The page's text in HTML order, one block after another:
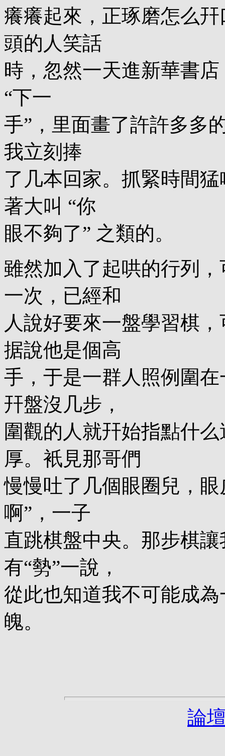
癢癢起來，正琢磨怎么
頭的人笑話
時，忽然一天進新華書
“下一
手”，里面畫了許許多多
我立刻捧
了几本回家。抓緊時間
著大叫 “你
眼不夠了” 之類的。
雖然加入了起哄的行列
一次，已經和
人說好要來一盤學習棋
据說他是個高
手，于是一群人照例圍
幵盤沒几步，
圍觀的人就幵始指點什
厚。衹見那哥們
慢慢吐了几個眼圈兒，
啊”，一子
直跳棋盤中央。那步棋
有“勢”一說，
從此也知道我不可能成
魄。
論